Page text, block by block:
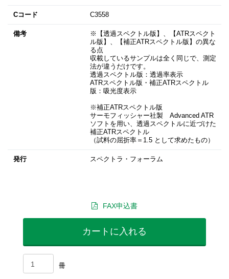
Cコード C3558
備考
※【透過スペクトル版】、【ATRスペクト
ル版】、【補正ATRスペクトル版】の異な
る点
収載しているサンプルは全く同じで、測定
法が違うだけです。
透過スペクトル版：透過率表示
ATRスペクトル版・補正ATRスペクトル
版：吸光度表示
※補正ATRスペクトル版
サーモフィッシャー社製 Advanced ATR
ソフトを用い、透過スペクトルに近づけた
補正ATRスペクトル
（試料の屈折率＝1.5 として求めたもの）
発行 スペクトラ・フォーラム
FAX申込書
カートに入れる
冊